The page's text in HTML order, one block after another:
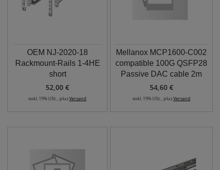
OEM NJ-2020-18
Rackmount-Rails 1-4HE
short
52,00 €
exkl. 19% USt. , plusVersand
Mellanox MCP1600-C002
compatible 100G QSFP28
Passive DAC cable 2m
54,60 €
exkl. 19% USt. , plusVersand